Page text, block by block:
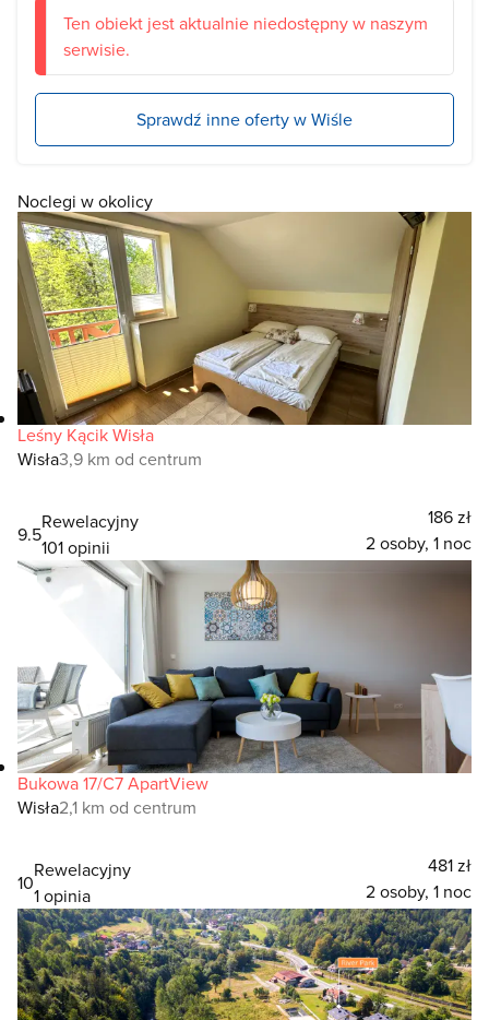
Ten obiekt jest aktualnie niedostępny w naszym
serwisie.
Sprawdź inne oferty w Wiśle
Noclegi w okolicy
Leśny Kącik Wisła
Wisła3,9 km od centrum
9.5
Rewelacyjny
101 opinii
186 zł
2 osoby, 1 noc
Bukowa 17/C7 ApartView
Wisła2,1 km od centrum
10
Rewelacyjny
1 opinia
481 zł
2 osoby, 1 noc